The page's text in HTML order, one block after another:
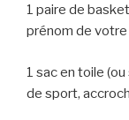
1 paire de
prénom de
1 sac en toile
de sport,